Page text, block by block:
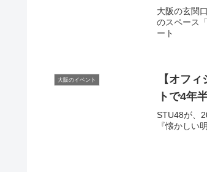
大阪の玄関
のスペース
ート
大阪のイベント 【オフ
ト で4年
STU48が、
『懐かしい